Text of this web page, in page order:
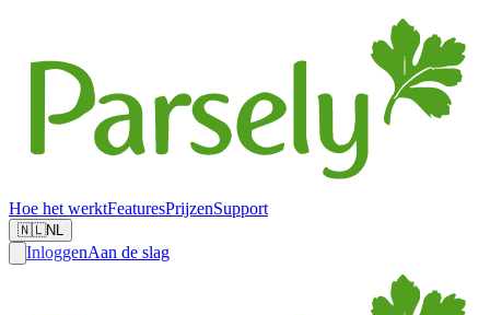
Hoe het werktFeaturesPrijzenSupport
🇳🇱NL
InloggenAan de slag